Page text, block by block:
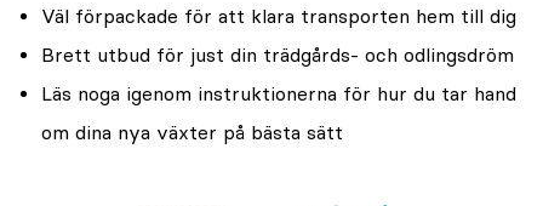
Väl förpackade för att klara transporten hem till dig
Brett utbud för just din trädgårds- och odlingsdröm
Läs noga igenom instruktionerna för hur du tar hand
om dina nya växter på bästa sätt